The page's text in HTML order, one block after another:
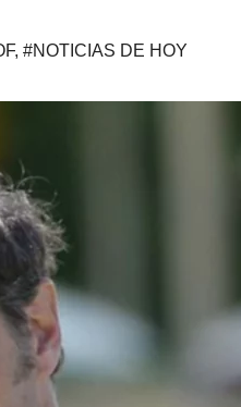
, #NOTICIAS DE HOY